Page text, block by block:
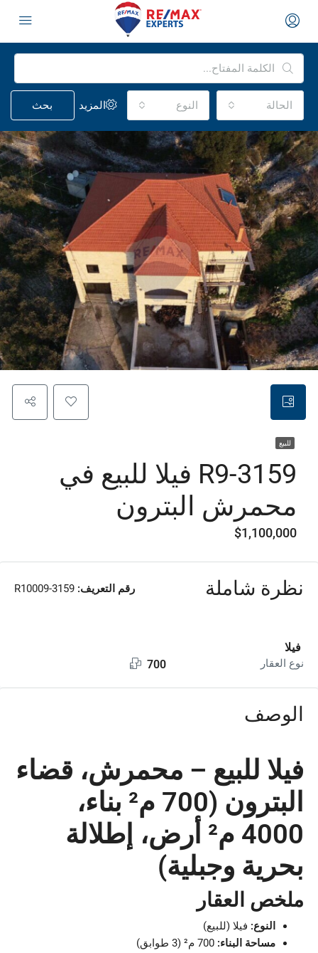
الحالة النوع المزيد بحث
للبيع
R9-3159 فيلا للبيع في
محمرش البترون
$1,100,000
نظرة شاملة رقم التعريف:
فيلا
نوع العقار 700
الوصف
فيلا للبيع – محمرش، قضاء
البترون (700 م² بناء،
4000 م² أرض، إطلالة
بحرية وجبلية)
ملخص العقار
النوع: فيلا (للبيع)
مساحة البناء: